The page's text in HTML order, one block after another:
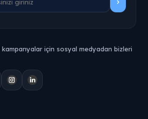
kampanyalar için sosyal medyadan bizleri